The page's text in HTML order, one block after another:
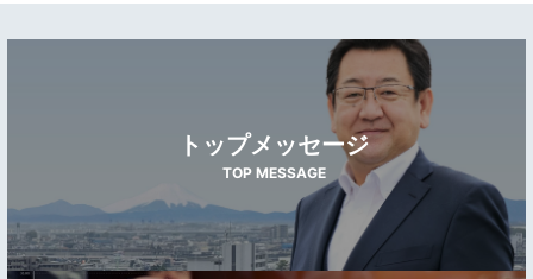
トップメッセージ
TOP MESSAGE